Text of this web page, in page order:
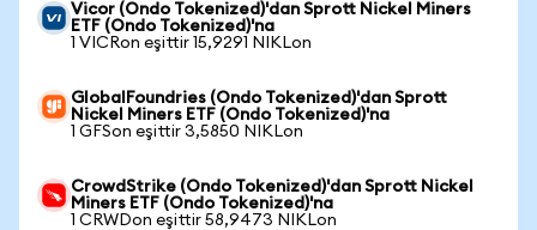
Vicor (Ondo Tokenized)'dan Sprott Nickel Miners
ETF (Ondo Tokenized)'na
1 VICRon eşittir 15,9291 NIKLon
GlobalFoundries (Ondo Tokenized)'dan Sprott
Nickel Miners ETF (Ondo Tokenized)'na
1 GFSon eşittir 3,5850 NIKLon
CrowdStrike (Ondo Tokenized)'dan Sprott Nickel
Miners ETF (Ondo Tokenized)'na
1 CRWDon eşittir 58,9473 NIKLon